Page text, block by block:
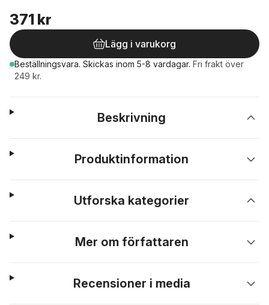
371 kr
Lägg i varukorg
Beställningsvara. Skickas inom 5-8 vardagar. Fri frakt över
249 kr.
Beskrivning
Produktinformation
Utforska kategorier
Mer om författaren
Recensioner i media